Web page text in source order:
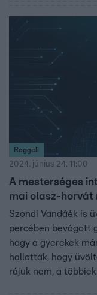
Reggeli
2024. június 24. 11:00
A mesterséges
mai olasz-horvát
Szondi Vandáék is
percében bevágott
hogy a gyerekek
hallották, hogy
rájuk nem, a